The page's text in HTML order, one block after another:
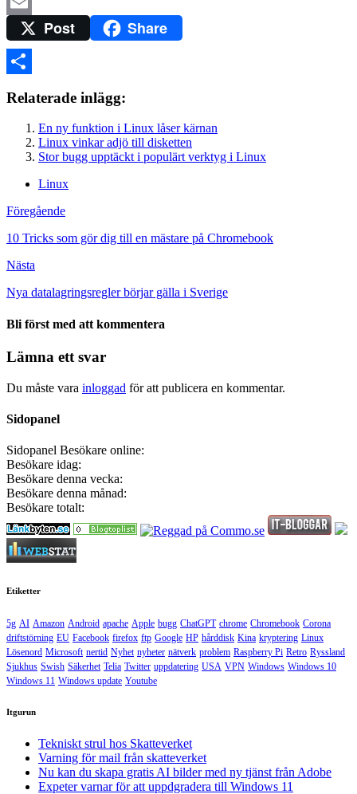
Email
Post Share
Relaterade inlägg:
En ny funktion i Linux låser kärnan
Linux vinkar adjö till disketten
Stor bugg upptäckt i populärt verktyg i Linux
Linux
Föregående
10 Tricks som gör dig till en mästare på Chromebook
Nästa
Nya datalagringsregler börjar gälla i Sverige
Bli först med att kommentera
Lämna ett svar
Du måste vara inloggad för att publicera en kommentar.
Sidopanel
Sidopanel Besökare online:
Besökare idag:
Besökare denna vecka:
Besökare denna månad:
Besökare totalt:
Etiketter
5g AI Amazon Android apache Apple bugg ChatGPT chrome Chromebook Corona
driftstörning EU Facebook firefox ftp Google HP hårddisk Kina kryptering Linux
Lösenord Microsoft nertid Nyhet nyheter nätverk problem Raspberry Pi Retro Ryssland
Sjukhus Swish Säkerhet Telia Twitter uppdatering USA VPN Windows Windows 10
Windows 11 Windows update Youtube
Itgurun
Tekniskt strul hos Skatteverket
Varning för mail från skatteverket
Nu kan du skapa gratis AI bilder med ny tjänst från Adobe
Expeter varnar för att uppdgradera till Windows 11